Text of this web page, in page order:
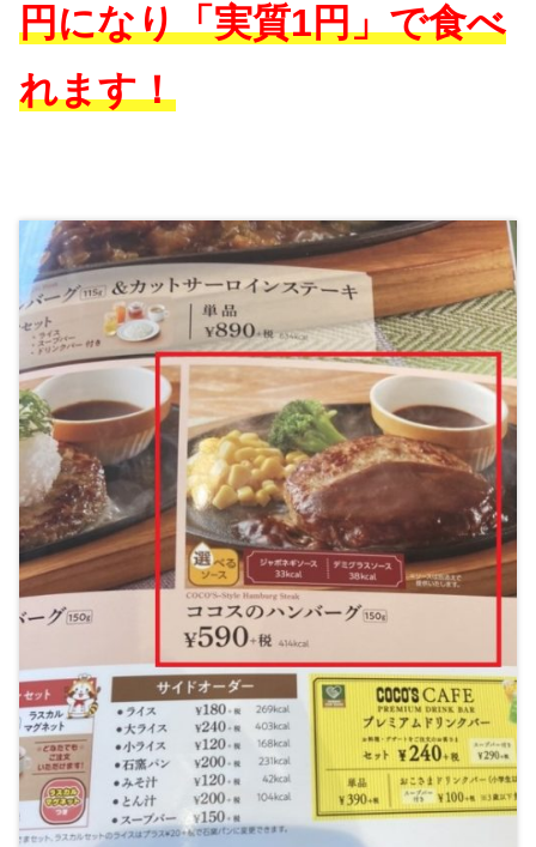
円になり「実質1円」で食べ
れます！